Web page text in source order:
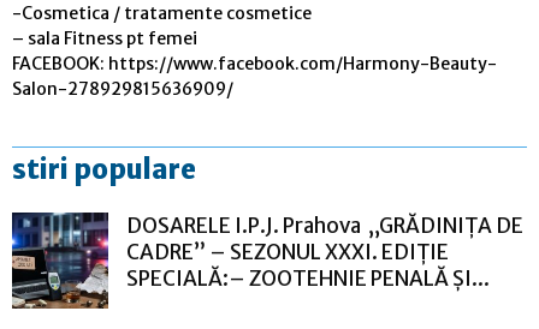
-Cosmetica / tratamente cosmetice
– sala Fitness pt femei
FACEBOOK: https://www.facebook.com/Harmony-Beauty-
Salon-278929815636909/
stiri populare
DOSARELE I.P.J. Prahova „GRĂDINIȚA DE
CADRE” – SEZONUL XXXI. EDIȚIE
SPECIALĂ:– ZOOTEHNIE PENALĂ ȘI...